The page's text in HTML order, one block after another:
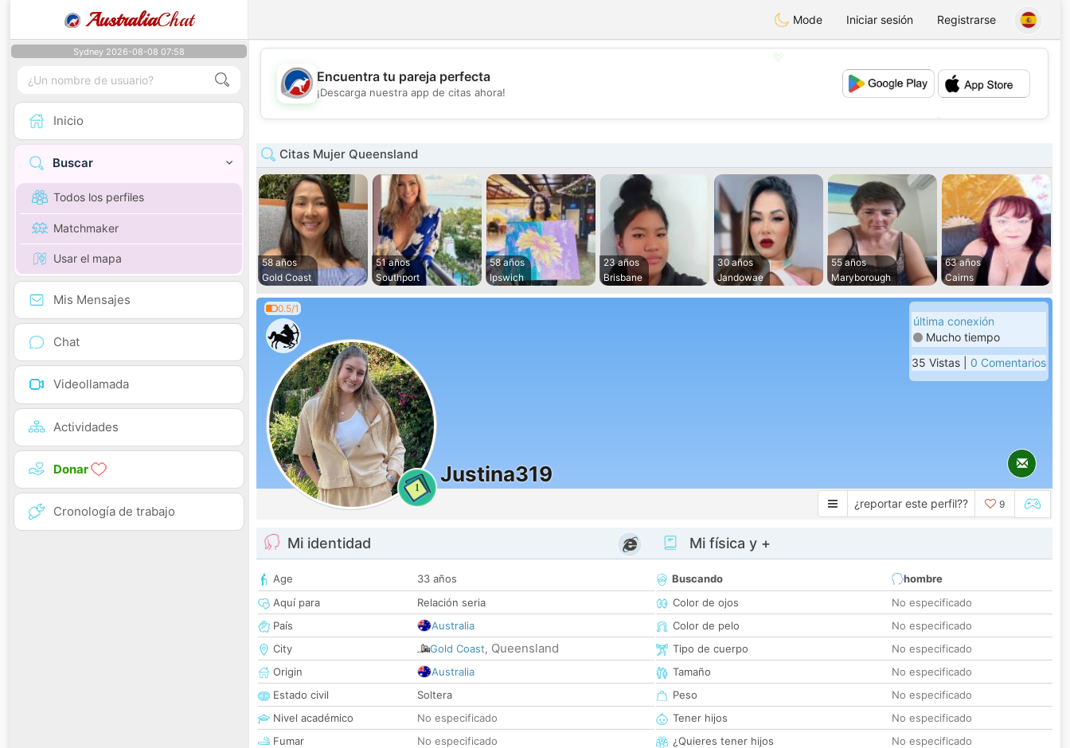
AustraliaChat Mode Iniciar sesión Registrarse
Sydney 2026-08-08 07:58
Inicio
Buscar
Todos los perfiles
Matchmaker
Usar el mapa
Mis Mensajes
Chat
Videollamada
Actividades
Donar
Cronología de trabajo
💕
Encuentra tu pareja perfecta
¡Descarga nuestra app de citas ahora!
Citas Mujer Queensland
58 años
Gold Coast
51 años
Southport
58 años
Ipswich
23 años
Brisbane
30 años
Jandowae
55 años
Maryborough
63 años
Cairns
0.5/1
1
Justina319
última conexión
Mucho tiempo
35 Vistas | 0 Comentarios
¿reportar este perfil?? 9
Mi identidad
Age
33 años
Aquí para
Relación seria
País
Australia
City
Gold Coast, Queensland
Origin
Australia
Estado civil
Soltera
Nivel académico
No especificado
Fumar
No especificado
Mi física y +
Buscando
hombre
Color de ojos
No especificado
Color de pelo
No especificado
Tipo de cuerpo
No especificado
Tamaño
No especificado
Peso
No especificado
Tener hijos
No especificado
¿Quieres tener hijos
No especificado